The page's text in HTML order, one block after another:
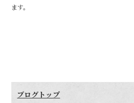
ます。
ブログトップ